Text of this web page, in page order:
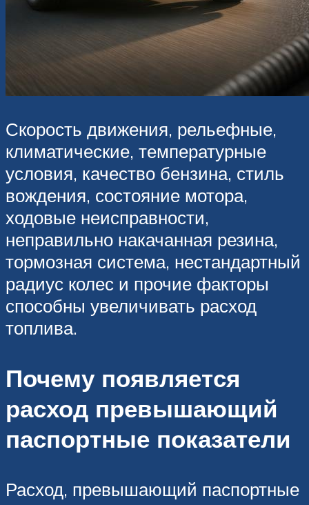
Скорость движения, рельефные,
климатические, температурные
условия, качество бензина, стиль
вождения, состояние мотора,
ходовые неисправности,
неправильно накачанная резина,
тормозная система, нестандартный
радиус колес и прочие факторы
способны увеличивать расход
топлива.
Почему появляется
расход превышающий
паспортные показатели
Расход, превышающий паспортные